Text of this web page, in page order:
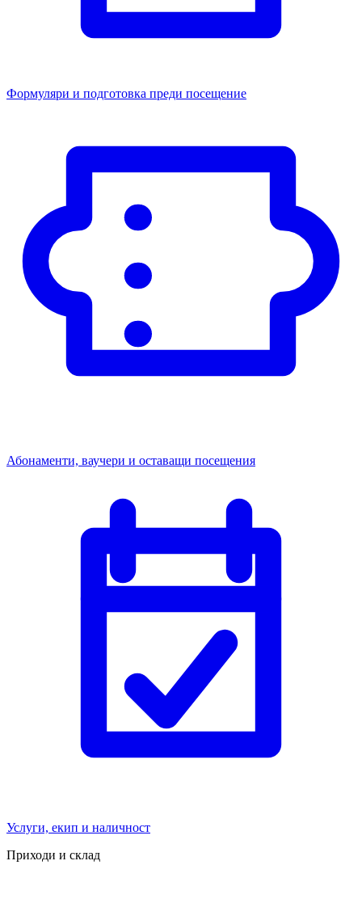
Формуляри и подготовка преди посещение
Абонаменти, ваучери и оставащи посещения
Услуги, екип и наличност
Приходи и склад